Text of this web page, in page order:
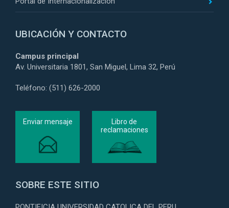
UBICACIÓN Y CONTACTO
Campus principal
Av. Universitaria 1801, San Miguel, Lima 32, Perú
Teléfono: (511) 626-2000
Enviar mensaje
Libro de
reclamaciones
SOBRE ESTE SITIO